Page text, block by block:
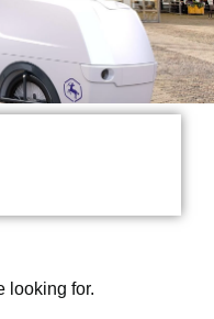
looking for.